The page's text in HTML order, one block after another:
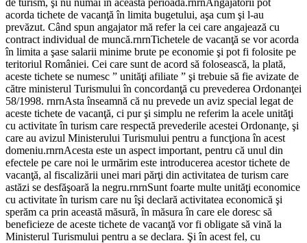
de turism, şi nu numai în această perioadă.rnrnAngajatorii pot
acorda tichete de vacanţă în limita bugetului, aşa cum şi l-au
prevăzut. Când spun angajator mă refer la cei care angajează cu
contract individual de muncă.rnrnTichetele de vacanţă se vor acorda
în limita a şase salarii minime brute pe economie şi pot fi folosite pe
teritoriul României. Cei care sunt de acord să folosească, la plată,
aceste tichete se numesc ” unităţi afiliate ” şi trebuie să fie avizate de
către ministerul Turismului în concordanţă cu prevederea Ordonanţei
58/1998. rnrnAsta înseamnă că nu prevede un aviz special legat de
aceste tichete de vacanţă, ci pur şi simplu ne referim la acele unităţi
cu activitate în turism care respectă prevederile acestei Ordonanţe, şi
care au avizul Ministerului Turismului pentru a funcţiona în acest
domeniu.rnrnAcesta este un aspect important, pentru că unul din
efectele pe care noi le urmărim este introducerea acestor tichete de
vacanţă, al fiscalizării unei mari părţi din activitatea de turism care
astăzi se desfăşoară la negru.rnrnSunt foarte multe unităţi economice
cu activitate în turism care nu îşi declară activitatea economică şi
sperăm ca prin această măsură, în măsura în care ele doresc să
beneficieze de aceste tichete de vacanţă vor fi obligate să vină la
Ministerul Turismului pentru a se declara. Şi în acest fel, cu